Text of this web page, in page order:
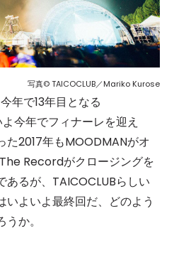
写真© TAICOCLUB／Mariko Kurose
年で13年目となる
今年でフィナーレを迎え
た2017年もMOODMANがオ
Recordがクロージングを
あるが、TAICOCLUBらしい
よいよ最終回だ、どのよう
か。